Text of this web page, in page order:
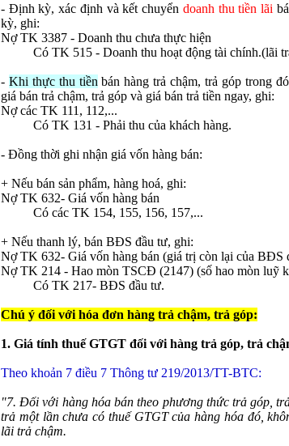
- Định kỳ, xác định và kết chuyển doanh thu tiền lãi
kỳ, ghi:
Nợ TK 3387 - Doanh thu chưa thực hiện
Có TK 515 - Doanh thu hoạt động tài chính.(lãi
- Khi thực thu tiền bán hàng trả chậm, trả góp trong
giá bán trả chậm, trả góp và giá bán trả tiền ngay, ghi:
Nợ các TK 111, 112,...
Có TK 131 - Phải thu của khách hàng.
- Đồng thời ghi nhận giá vốn hàng bán:
+ Nếu bán sản phẩm, hàng hoá, ghi:
Nợ TK 632- Giá vốn hàng bán
Có các TK 154, 155, 156, 157,...
+ Nếu thanh lý, bán BĐS đầu tư, ghi:
Nợ TK 632- Giá vốn hàng bán (giá trị còn lại của BĐS
Nợ TK 214 - Hao mòn TSCĐ (2147) (số hao mòn luỹ
Có TK 217- BĐS đầu tư.
Chú ý đối với hóa đơn hàng trả chậm, trả góp:
1. Giá tính thuế GTGT đối với hàng trả góp, trả
Theo khoản 7 điều 7 Thông tư 219/2013/TT-BTC:
"7. Đối với hàng hóa bán theo phương thức trả góp,
trả một lần chưa có thuế GTGT của hàng hóa đó,
lãi trả chậm.